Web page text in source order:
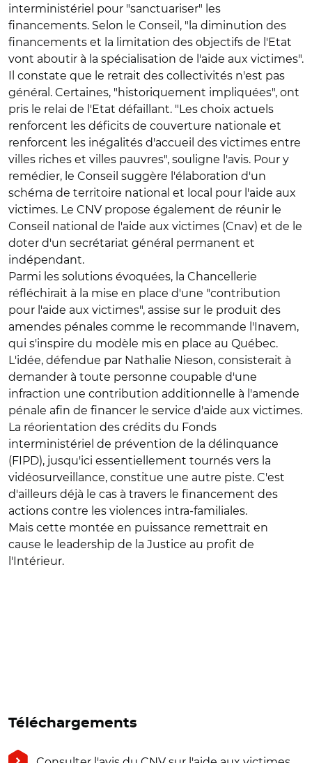
interministériel pour "sanctuariser" les
financements. Selon le Conseil, "la diminution des
financements et la limitation des objectifs de l'Etat
vont aboutir à la spécialisation de l'aide aux victimes".
Il constate que le retrait des collectivités n'est pas
général. Certaines, "historiquement impliquées", ont
pris le relai de l'Etat défaillant. "Les choix actuels
renforcent les déficits de couverture nationale et
renforcent les inégalités d'accueil des victimes entre
villes riches et villes pauvres", souligne l'avis. Pour y
remédier, le Conseil suggère l'élaboration d'un
schéma de territoire national et local pour l'aide aux
victimes. Le CNV propose également de réunir le
Conseil national de l'aide aux victimes (Cnav) et de le
doter d'un secrétariat général permanent et
indépendant.
Parmi les solutions évoquées, la Chancellerie
réfléchirait à la mise en place d'une "contribution
pour l'aide aux victimes", assise sur le produit des
amendes pénales comme le recommande l'Inavem,
qui s'inspire du modèle mis en place au Québec.
L'idée, défendue par Nathalie Nieson, consisterait à
demander à toute personne coupable d'une
infraction une contribution additionnelle à l'amende
pénale afin de financer le service d'aide aux victimes.
La réorientation des crédits du Fonds
interministériel de prévention de la délinquance
(FIPD), jusqu'ici essentiellement tournés vers la
vidéosurveillance, constitue une autre piste. C'est
d'ailleurs déjà le cas à travers le financement des
actions contre les violences intra-familiales.
Mais cette montée en puissance remettrait en
cause le leadership de la Justice au profit de
l'Intérieur.
Téléchargements